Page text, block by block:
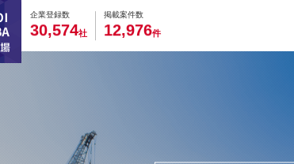
企業登録数
0
3
0
0,
0
5
0
74社
掲載案件数
0
1
0
2,
0
9
0
76件